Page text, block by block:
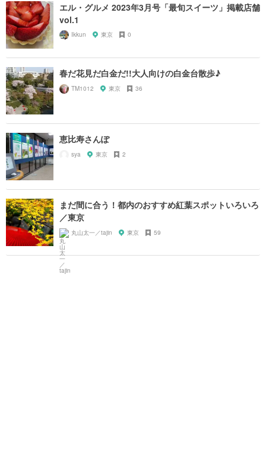
エル・グルメ 2023年3月号「最旬スイーツ」掲載店舗
vol.1
Ikkun 東京 0
春だ花見だ白金だ!!大人向けの白金台散歩♪
TM1012 東京 36
恵比寿さんぽ
sya 東京 2
まだ間に合う！都内のおすすめ紅葉スポットいろいろ
／東京
丸山太一／tajin 東京 59